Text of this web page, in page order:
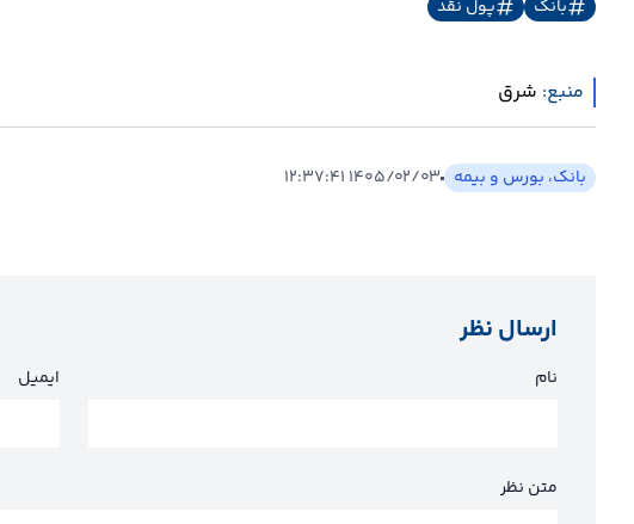
بانک پول نقد
منبع: شرق
بانک، بورس و بیمه ۱۴۰۵/۰۲/۰۳ ۱۲:۳۷:۴۱
ارسال نظر
نام ایمیل
متن نظر